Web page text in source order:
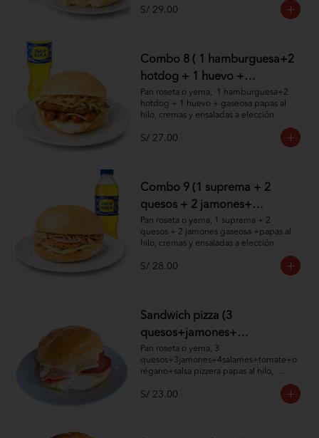
S/ 29.00
Combo 8 ( 1 hamburguesa+2
hotdog + 1 huevo +
1gaseosa+ papas al hilo,
cremas y ensaladas )
Pan roseta o yema,  1 hamburguesa+2
hotdog + 1 huevo + gaseosa papas al
hilo, cremas y ensaladas a elección.
S/ 27.00
Combo 9 (1 suprema + 2
quesos + 2 jamones+
gaseosa +papas al hilo,
cremas y ensaladas )
Pan roseta o yema, 1 suprema + 2
quesos + 2 jamones gaseosa +papas al
hilo, cremas y ensaladas a elección.
S/ 28.00
Sandwich pizza (3
quesos+jamones+
4salames+tomate+orégano+
salsa pizzera papas al hilo,
Pan roseta o yema, 3
quesos+3jamones+4salames+tomate+o
régano+salsa pizzera papas al hilo,
S/ 23.00